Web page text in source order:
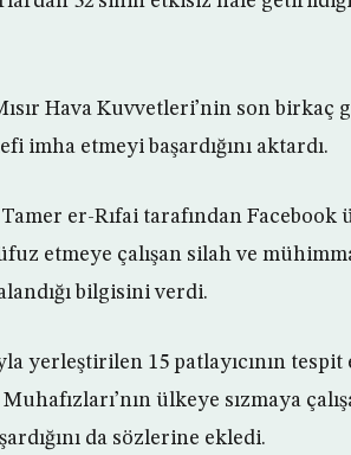
Hava Kuvvetleri’nin son birkaç
imha etmeyi başardığını aktardı.
er-Rıfai tarafından Facebook
etmeye çalışan silah ve
bilgisini verdi.
yerleştirilen 15 patlayıcının
ülkeye sızmaya
da sözlerine ekledi.